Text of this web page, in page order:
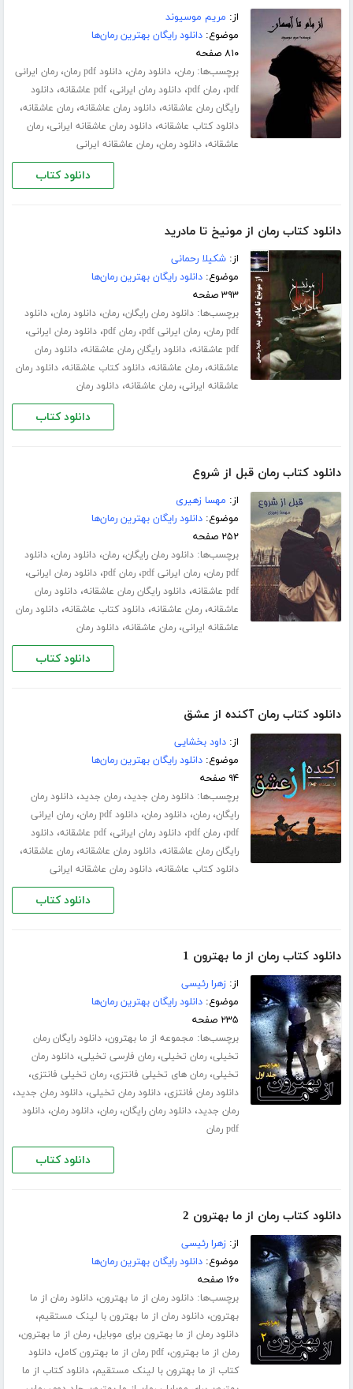
از: مریم موسیوند
موضوع:دانلود رایگان بهترین رمان‌ها
۸۱۰ صفحه
برچسب‌ها:رمان،دانلود رمان،دانلود pdf رمان ،رمان ایرانی
pdf،رمان pdf ،دانلود رمان ایرانی،pdf عاشقانه ،دانلود
رایگان رمان عاشقانه،دانلود رمان عاشقانه،رمان عاشقانه،
دانلود کتاب عاشقانه،دانلود رمان عاشقانه ایرانی،رمان
عاشقانه،دانلود رمان،رمان عاشقانه ایرانی
دانلود کتاب
دانلود کتاب رمان از مونیخ تا مادرید
از:شکیلا رحمانی
موضوع:دانلود رایگان بهترین رمان‌ها
۳۹۳ صفحه
برچسب‌ها:دانلود رمان رایگان،رمان،دانلود رمان،دانلود
pdf رمان
،رمان ایرانی pdf ،رمان pdf ،دانلود رمان ایرانی،
pdf عاشقانه ،دانلود رایگان رمان عاشقانه،دانلود رمان
عاشقانه،رمان عاشقانه،دانلود کتاب عاشقانه،دانلود رمان
عاشقانه ایرانی،رمان عاشقانه،دانلود رمان
دانلود کتاب
دانلود کتاب رمان قبل از شروع
از: مهسا زهیری
موضوع:دانلود رایگان بهترین رمان‌ها
۲۵۲ صفحه
برچسب‌ها:دانلود رمان رایگان،رمان،دانلود رمان،دانلود
pdf رمان
،رمان ایرانی pdf ،رمان pdf ،دانلود رمان ایرانی،
pdf عاشقانه ،دانلود رایگان رمان عاشقانه،دانلود رمان
عاشقانه،رمان عاشقانه،دانلود کتاب عاشقانه،دانلود رمان
عاشقانه ایرانی،رمان عاشقانه،دانلود رمان
دانلود کتاب
دانلود کتاب رمان آکنده از عشق
از:داود بخشایی
موضوع:دانلود رایگان بهترین رمان‌ها
۹۴ صفحه
برچسب‌ها:دانلود رمان جدید،رمان جدید،دانلود رمان
رایگان،رمان،دانلود رمان،دانلود pdf رمان ،رمان ایرانی
pdf،رمان pdf ،دانلود رمان ایرانی،pdf عاشقانه ،دانلود
رایگان رمان عاشقانه،دانلود رمان عاشقانه،رمان عاشقانه،
دانلود کتاب عاشقانه،دانلود رمان عاشقانه ایرانی
دانلود کتاب
دانلود کتاب رمان از ما بهترون 1
از:زهرا رئیسی
موضوع:دانلود رایگان بهترین رمان‌ها
۲۳۵ صفحه
برچسب‌ها: مجموعه از ما بهترون،دانلود رایگان رمان
تخیلی،رمان تخیلی،رمان فارسی تخیلی،دانلود رمان
تخیلی،رمان های تخیلی فانتزی،رمان تخیلی فانتزی،
دانلود رمان فانتزی،دانلود رمان تخیلی،دانلود رمان جدید،
رمان جدید،دانلود رمان رایگان،رمان،دانلود رمان،دانلود
pdf رمان
دانلود کتاب
دانلود کتاب رمان از ما بهترون 2
از:زهرا رئیسی
موضوع:دانلود رایگان بهترین رمان‌ها
۱۶۰ صفحه
برچسب‌ها:دانلود رمان از ما بهترون،دانلود رمان از ما
بهترون،دانلود رمان از ما بهترون با لینک مستقیم،
دانلود رمان از ما بهترون برای موبایل،رمان از ما بهترون،
رمان از ما بهترون،pdf رمان از ما بهترون کامل ،دانلود
کتاب از ما بهترون با لینک مستقیم،دانلود کتاب از ما